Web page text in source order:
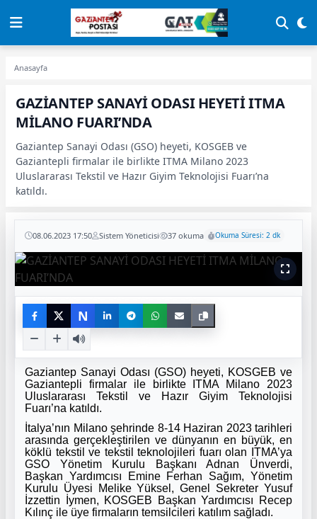
Anasayfa
GAZİANTEP SANAYİ ODASI HEYETİ ITMA
MİLANO FUARI’NDA
Gaziantep Sanayi Odası (GSO) heyeti, KOSGEB ve
Gaziantepli firmalar ile birlikte ITMA Milano 2023
Uluslararası Tekstil ve Hazır Giyim Teknolojisi Fuarı’na
katıldı.
08.06.2023 17:50 Sistem Yöneticisi 37 okuma Okuma Süresi: 2 dk
N
Gaziantep Sanayi Odası (GSO) heyeti, KOSGEB ve
Gaziantepli firmalar ile birlikte ITMA Milano 2023
Uluslararası Tekstil ve Hazır Giyim Teknolojisi
Fuarı’na katıldı.
İtalya’nın Milano şehrinde 8-14 Haziran 2023 tarihleri
arasında gerçekleştirilen ve dünyanın en büyük, en
köklü tekstil ve tekstil teknolojileri fuarı olan ITMA’ya
GSO Yönetim Kurulu Başkanı Adnan Ünverdi,
Başkan Yardımcısı Emine Ferhan Sağım, Yönetim
Kurulu Üyesi Melike Yüksel, Genel Sekreter Yusuf
İzzettin İymen, KOSGEB Başkan Yardımcısı Recep
Kılınç ile üye firmaların temsilcileri katılım sağladı.